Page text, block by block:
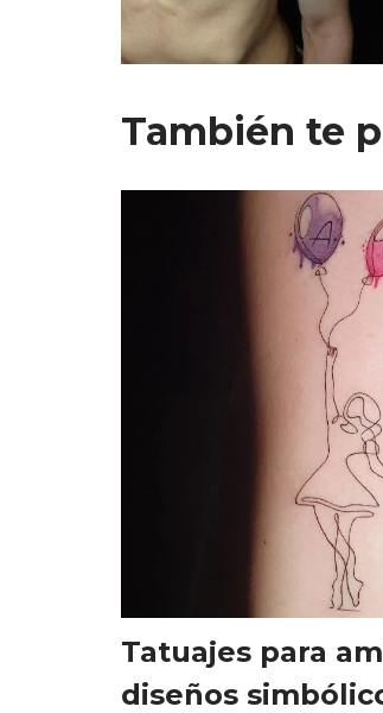
También te
Tatuajes para
diseños